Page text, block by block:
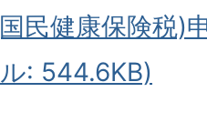
民健康保険税)
: 544.6KB)